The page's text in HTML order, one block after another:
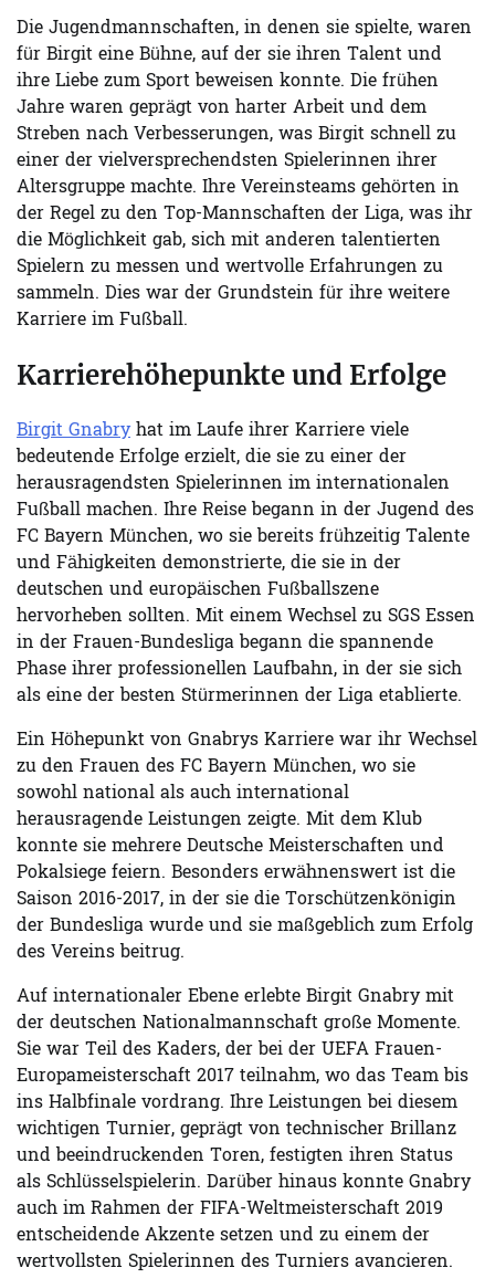
Die Jugendmannschaften, in denen sie spielte, waren
für Birgit eine Bühne, auf der sie ihren Talent und
ihre Liebe zum Sport beweisen konnte. Die frühen
Jahre waren geprägt von harter Arbeit und dem
Streben nach Verbesserungen, was Birgit schnell zu
einer der vielversprechendsten Spielerinnen ihrer
Altersgruppe machte. Ihre Vereinsteams gehörten in
der Regel zu den Top-Mannschaften der Liga, was ihr
die Möglichkeit gab, sich mit anderen talentierten
Spielern zu messen und wertvolle Erfahrungen zu
sammeln. Dies war der Grundstein für ihre weitere
Karriere im Fußball.
Karrierehöhepunkte und Erfolge
Birgit Gnabryhat im Laufe ihrer Karriere viele
bedeutende Erfolge erzielt, die sie zu einer der
herausragendsten Spielerinnen im internationalen
Fußball machen. Ihre Reise begann in der Jugend des
FC Bayern München, wo sie bereits frühzeitig Talente
und Fähigkeiten demonstrierte, die sie in der
deutschen und europäischen Fußballszene
hervorheben sollten. Mit einem Wechsel zu SGS Essen
in der Frauen-Bundesliga begann die spannende
Phase ihrer professionellen Laufbahn, in der sie sich
als eine der besten Stürmerinnen der Liga etablierte.
Ein Höhepunkt von Gnabrys Karriere war ihr Wechsel
zu den Frauen des FC Bayern München, wo sie
sowohl national als auch international
herausragende Leistungen zeigte. Mit dem Klub
konnte sie mehrere Deutsche Meisterschaften und
Pokalsiege feiern. Besonders erwähnenswert ist die
Saison 2016-2017, in der sie die Torschützenkönigin
der Bundesliga wurde und sie maßgeblich zum Erfolg
des Vereins beitrug.
Auf internationaler Ebene erlebte Birgit Gnabry mit
der deutschen Nationalmannschaft große Momente.
Sie war Teil des Kaders, der bei der UEFA Frauen-
Europameisterschaft 2017 teilnahm, wo das Team bis
ins Halbfinale vordrang. Ihre Leistungen bei diesem
wichtigen Turnier, geprägt von technischer Brillanz
und beeindruckenden Toren, festigten ihren Status
als Schlüsselspielerin. Darüber hinaus konnte Gnabry
auch im Rahmen der FIFA-Weltmeisterschaft 2019
entscheidende Akzente setzen und zu einem der
wertvollsten Spielerinnen des Turniers avancieren.